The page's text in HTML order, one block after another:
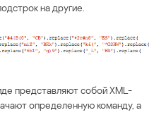
на другие.
представляют собой XML-
определенную команду, а